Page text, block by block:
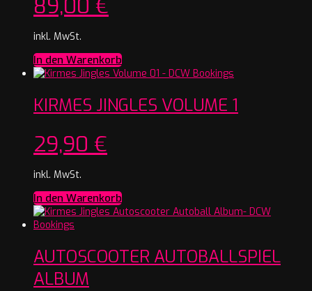
89,00 €
inkl. MwSt.
In den Warenkorb
KIRMES JINGLES VOLUME 1
29,90 €
inkl. MwSt.
In den Warenkorb
AUTOSCOOTER AUTOBALLSPIEL
ALBUM